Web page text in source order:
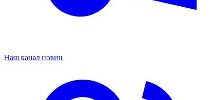
Наш канал новин